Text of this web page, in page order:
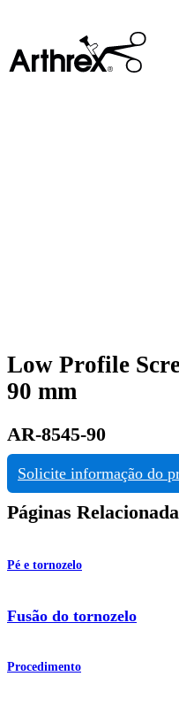
Low Profile
90 mm
AR-8545-90
Solicite informação do
Páginas
Pé e tornozelo
Fusão do tornozelo
Procedimento